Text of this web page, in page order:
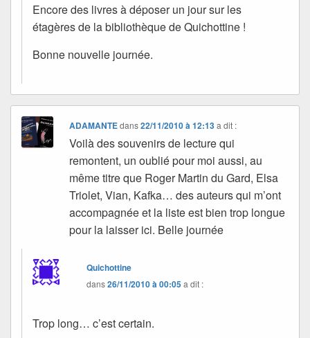
Encore des livres à déposer un jour sur les
étagères de la bibliothèque de Quichottine !
Bonne nouvelle journée.
ADAMANTEdans22/11/2010 à 12:13 a dit :
Voilà des souvenirs de lecture qui
remontent, un oublié pour moi aussi, au
même titre que Roger Martin du Gard, Elsa
Triolet, Vian, Kafka… des auteurs qui m’ont
accompagnée et la liste est bien trop longue
pour la laisser ici. Belle journée
Quichottine
dans26/11/2010 à 00:05a dit :
Trop long… c’est certain.